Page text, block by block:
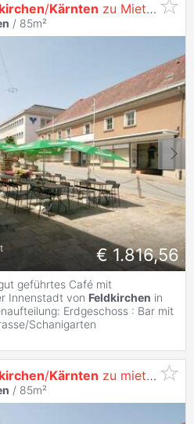
/Kärnten zu Mieten
/ 85m²
€ 1.816,56
geführtes Café mit
Innenstadt von Feldkirchen in
Erdgeschoss : Bar mit
Schanigarten
/Kärnten zu mieten
/ 85m²